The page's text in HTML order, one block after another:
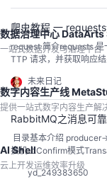
数据治理中心
一站式数据开发与治理平台
数字内容生产线
提供一站式数字内容生产解
AI Shell
云上开发运维效率升级
详...
爬虫教程 一
request 简介requests 是
TTP 请求，并获取响应
作出有根据的推测，推
没...
未来日记
RabbitMQ之消息可
目录基本介绍
换机上Confirm模式
交换机发到队列 return
列正确地存储队列持久
yd_249383650